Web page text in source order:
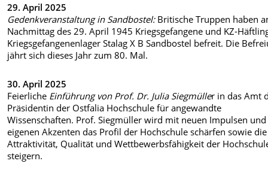
29. April 2025
Gedenkveranstaltung in Sandbostel:Britische Truppen haben
Nachmittag des 29. April 1945 Kriegsgefangene und KZ-
Kriegsgefangenenlager Stalag X B Sandbostel befreit. Die
jährt sich dieses Jahr zum 80. Mal.
30. April 2025
Feierliche Einführung von Prof. Dr. Julia Siegmüller in das Amt
Präsidentin der Ostfalia Hochschule für angewandte
Wissenschaften. Prof. Siegmüller wird mit neuen Impulsen und
eigenen Akzenten das Profil der Hochschule schärfen sowie die
Attraktivität, Qualität und Wettbewerbsfähigkeit der
steigern.